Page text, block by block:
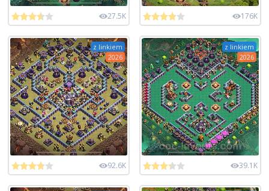
27.5K 176K
z linkiem
2026
92.6K
z linkiem
2026
39.1K